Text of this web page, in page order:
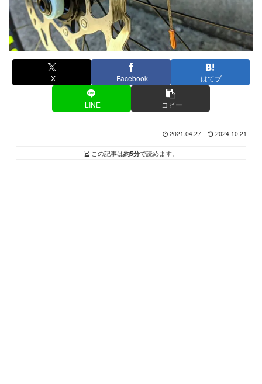
X Facebook はてブ
LINE コピー
2021.04.27 2024.10.21
この記事は約5分で読めます。